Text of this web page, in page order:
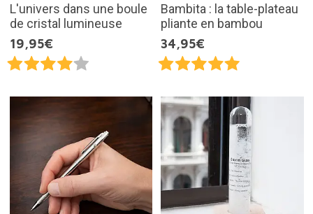
L'univers dans une boule
de cristal lumineuse
19,95€
Bambita : la table-plateau
pliante en bambou
34,95€